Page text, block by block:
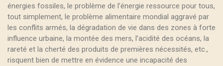
énergies fossiles, le problème de l’énergie ressource pour tous,
tout simplement, le problème alimentaire mondial aggravé par
les conflits armés, la dégradation de vie dans des zones à forte
influence urbaine, la montée des mers, l’acidité des océans, la
rareté et la cherté des produits de premières nécessités, etc.,
risquent bien de mettre en évidence une incapacité des